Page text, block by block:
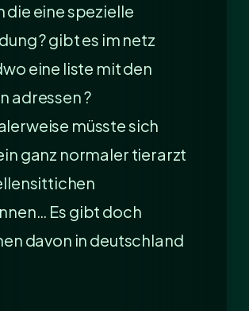
die eine spezielle
? gibt es im netz
eine liste mit den
adressen ?
müsste sich
ganz normaler tierarzt
Es gibt doch
davon in deutschland